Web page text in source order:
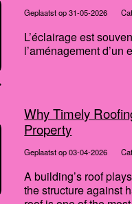
Geplaatst op 31-05-2026
L’éclairage est
l’aménagement d’un
Why Timely
Property
Geplaatst op 03-04-2026
A building’s roof
the structure against